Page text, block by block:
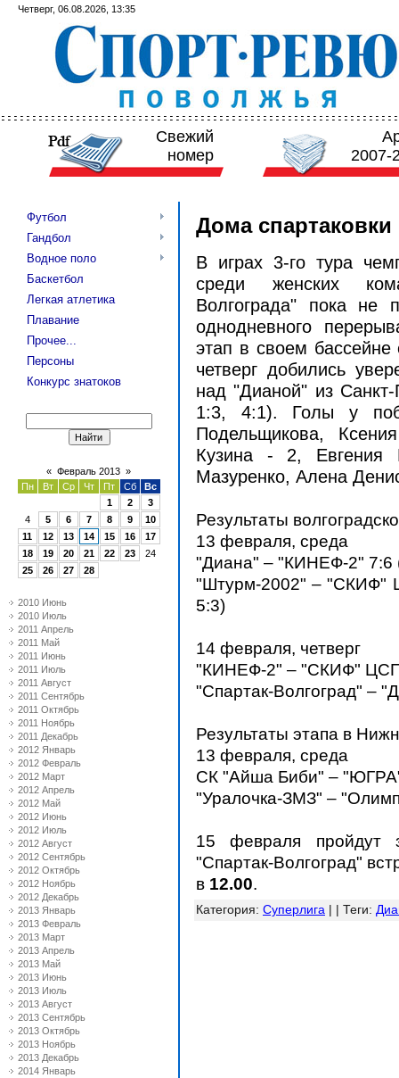
Четверг, 06.08.2026, 13:35
Свежий
номер
2007-
Футбол
Гандбол
Водное поло
Баскетбол
Легкая атлетика
Плавание
Прочее...
Персоны
Конкурс знатоков
« Февраль 2013 »
Пн
Вт Ср Чт Пт Сб
Вс
1
2
3
4
5 6 7 8 9
10
11
12 13 14 15 16
17
18
19 20 21 22 23
24
25
26 27 28
2010 Июнь
2010 Июль
2011 Апрель
2011 Май
2011 Июнь
2011 Июль
2011 Август
2011 Сентябрь
2011 Октябрь
2011 Ноябрь
2011 Декабрь
2012 Январь
2012 Февраль
2012 Март
2012 Апрель
2012 Май
2012 Июнь
2012 Июль
2012 Август
2012 Сентябрь
2012 Октябрь
2012 Ноябрь
2012 Декабрь
2013 Январь
2013 Февраль
2013 Март
2013 Апрель
2013 Май
2013 Июнь
2013 Июль
2013 Август
2013 Сентябрь
2013 Октябрь
2013 Ноябрь
2013 Декабрь
2014 Январь
Дома
В играх 3-го тура
среди женских
Волгограда" пока не
однодневного
этап в своем
четверг добились
над "Дианой" из
1:3, 4:1). Голы у
Подельщикова,
Кузина - 2, Евгения
Мазуренко, Алена
Результаты
13 февраля, среда
"Диана" – "КИНЕФ-2" 7:6
"Штурм-2002" – "СКИФ"
5:3)
14 февраля, четверг
"КИНЕФ-2" – "СКИФ" ЦСП
"Спартак-Волгоград" –
Результаты этапа в
13 февраля, среда
СК "Айша Биби" –
"Уралочка-ЗМЗ" –
15 февраля пройдут
"Спартак-Волгоград"
в 12.00.
Категория: Суперлига | | Теги: